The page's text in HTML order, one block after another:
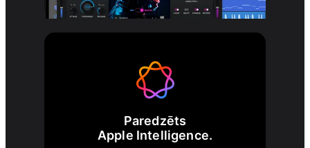
Paredzēts
Apple Intelligence.